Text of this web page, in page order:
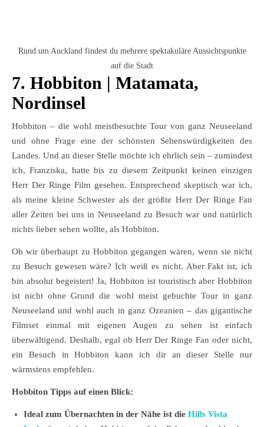
Rund um Auckland findest du mehrere spektakuläre Aussichtspunkte
auf die Stadt
7. Hobbiton | Matamata,
Nordinsel
Hobbiton – die wohl meistbesuchte Tour von ganz Neuseeland
und ohne Frage eine der schönsten Sehenswürdigkeiten des
Landes. Und an dieser Stelle möchte ich ehrlich sein – zumindest
ich, Franziska, hatte bis zu diesem Zeitpunkt keinen einzigen
Herr Der Ringe Film gesehen. Entsprechend skeptisch war ich,
als meine kleine Schwester als der größte Herr Der Ringe Fan
aller Zeiten bei uns in Neuseeland zu Besuch war und natürlich
nichts lieber sehen wollte, als Hobbiton.
Ob wir überhaupt zu Hobbiton gegangen wären, wenn sie nicht
zu Besuch gewesen wäre? Ich weiß es nicht. Aber Fakt ist, ich
bin absolut begeistert! Ja, Hobbiton ist touristisch aber Hobbiton
ist nicht ohne Grund die wohl meist gebuchte Tour in ganz
Neuseeland und wohl auch in ganz Ozeanien – das gigantische
Filmset einmal mit eigenen Augen zu sehen ist einfach
überwältigend. Deshalb, egal ob Herr Der Ringe Fan oder nicht,
ein Besuch in Hobbiton kann ich dir an dieser Stelle nur
wärmstens empfehlen.
Hobbiton Tipps auf einen Blick:
Ideal zum Übernachten in der Nähe ist die Hills Vista